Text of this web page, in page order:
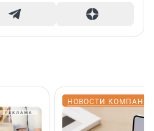
НОВОСТИ